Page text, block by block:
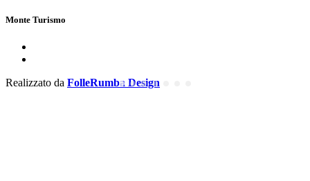
Monte Turismo
Realizzato da FolleRumba Design